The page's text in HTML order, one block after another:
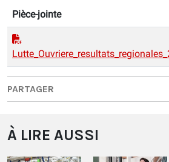
Pièce-jointe
PARTAGER
À LIRE AUSSI